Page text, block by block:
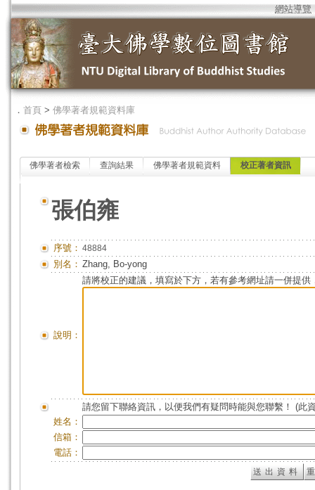
網站導覽
． 首頁 > 佛學著者規範資料庫
佛學著者檢索 查詢結果 佛學著者規範資料 校正著者資訊
張伯雍
序號： 48884
別名： Zhang, Bo-yong
說明：
請將校正的建議，填寫於下方，若有參考網址請一併提供
請您留下聯絡資訊，以便我們有疑問時能與您聯繫！ (此
姓名：
信箱：
電話：